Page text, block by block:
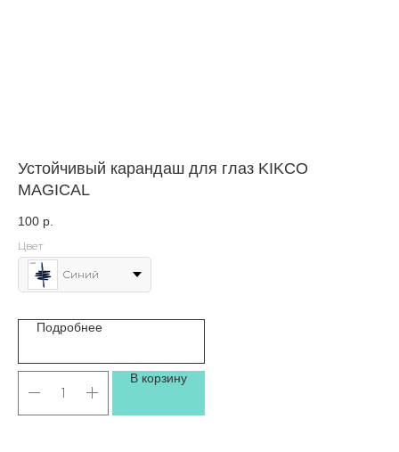
Устойчивый карандаш для глаз KIKCO
MAGICAL
100 р.
Цвет
Синий
Подробнее
В корзину